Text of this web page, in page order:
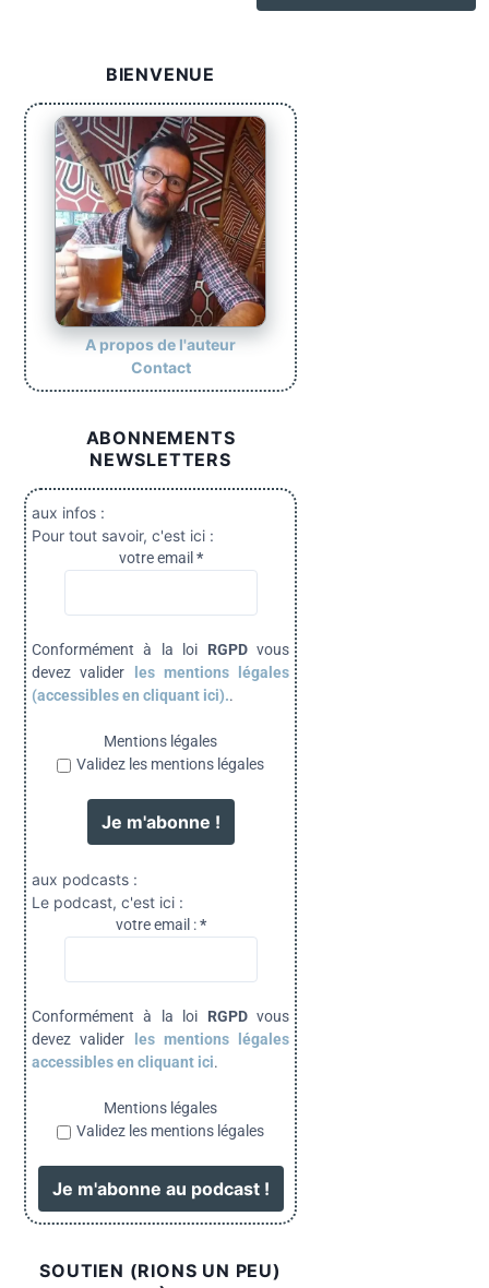
BIENVENUE
A propos de l'auteur
Contact
ABONNEMENTS
NEWSLETTERS
aux infos :
Pour tout savoir, c'est ici :
votre email *
Conformément à la loi RGPDvous
devez valider
les mentions légales
(accessibles en cliquant ici)..
Mentions légales
Validez les mentions légales
aux podcasts :
Le podcast, c'est ici :
votre email :*
Conformément à la loi RGPDvous
devez valider
les mentions légales
accessibles en cliquant ici.
Mentions légales
Validez les mentions légales
SOUTIEN (RIONS UN PEU)